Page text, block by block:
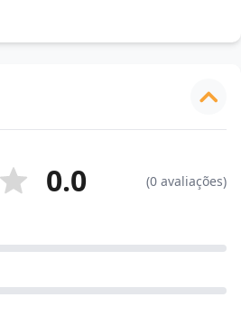
0.0 (0 avaliações)